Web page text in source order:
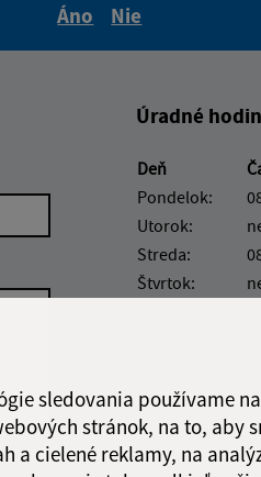
sledovania používame
stránok, na to, aby
a cielené reklamy, na
Áno
Nie
Úradné
Deň
Pondelok:
Utorok:
Streda:
Štvrtok: